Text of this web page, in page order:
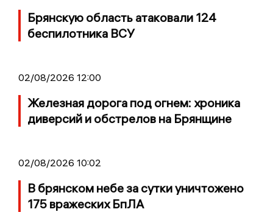
Брянскую область атаковали 124
беспилотника ВСУ
02/08/2026 12:00
Железная дорога под огнем: хроника
диверсий и обстрелов на Брянщине
02/08/2026 10:02
В брянском небе за сутки уничтожено
175 вражеских БпЛА